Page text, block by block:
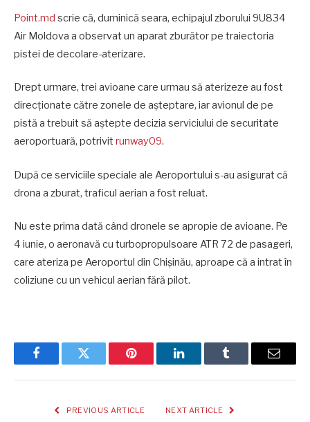
Point.md scrie că, duminică seara, echipajul zborului 9U834
Air Moldova a observat un aparat zburător pe traiectoria
pistei de decolare-aterizare.
Drept urmare, trei avioane care urmau să aterizeze au fost
direcționate către zonele de așteptare, iar avionul de pe
pistă a trebuit să aștepte decizia serviciului de securitate
aeroportuară, potrivit runway09.
După ce serviciile speciale ale Aeroportului s-au asigurat că
drona a zburat, traficul aerian a fost reluat.
Nu este prima dată când dronele se apropie de avioane. Pe
4 iunie, o aeronavă cu turbopropulsoare ATR 72 de pasageri,
care ateriza pe Aeroportul din Chișinău, aproape că a intrat în
coliziune cu un vehicul aerian fără pilot.
FacebookTwitter Pinterest LinkedInTumblr Email
PREVIOUS ARTICLE NEXT ARTICLE